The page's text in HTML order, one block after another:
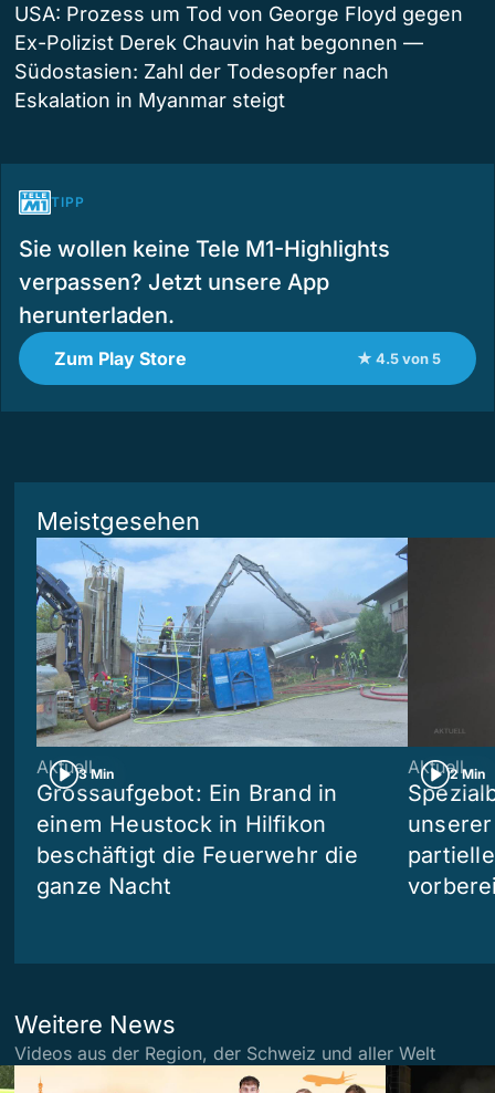
USA: Prozess um Tod von George Floyd gegen
Ex-Polizist Derek Chauvin hat begonnen —
Südostasien: Zahl der Todesopfer nach
Eskalation in Myanmar steigt
TIPP
Sie wollen keine Tele M1-Highlights
verpassen? Jetzt unsere App
herunterladen.
Zum Play Store ★ 4.5 von 5
Meistgesehen
3 Min
Aktuell
Grossaufgebot: Ein Brand in
einem Heustock in Hilfikon
beschäftigt die Feuerwehr die
ganze Nacht
2 Min
Aktuell
Weitere News
Videos aus der Region, der Schweiz und aller Welt